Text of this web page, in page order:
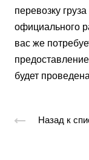
перевозку
официального
вас же
будет
Назад к